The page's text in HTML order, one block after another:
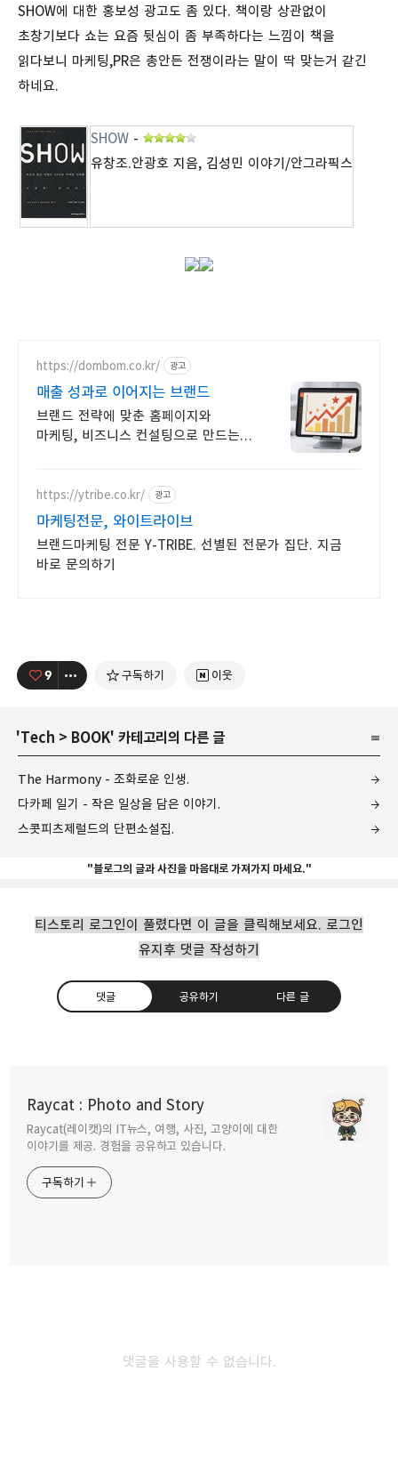
SHOW에 대한 홍보성 광고도 좀 있다. 책이랑 상관없이
초창기보다 쇼는 요즘 뒷심이 좀 부족하다는 느낌이 책을
읽다보니 마케팅,PR은 총안든 전쟁이라는 말이 딱 맞는거 같긴
하네요.
SHOW -
유창조.안광호 지음, 김성민 이야기/안그라픽스
https://dombom.co.kr/ 광고
매출 성과로 이어지는 브랜드
브랜드 전략에 맞춘 홈페이지와
마케팅, 비즈니스 컨설팅으로 만드는
https://ytribe.co.kr/ 광고
마케팅전문, 와이트라이브
브랜드마케팅 전문 Y-TRIBE. 선별된 전문가 집단. 지금
바로 문의하기
9 구독하기 이웃
'Tech > BOOK' 카테고리의 다른 글
The Harmony - 조화로운 인생.
다카페 일기 - 작은 일상을 담은 이야기.
스콧피츠제럴드의 단편소설집.
"블로그의 글과 사진을 마음대로 가져가지 마세요."
티스토리 로그인이 풀렸다면 이 글을 클릭해보세요. 로그인
유지후 댓글 작성하기
댓글 공유하기 다른 글
Raycat : Photo and Story
Raycat(레이캣)의 IT뉴스, 여행, 사진, 고양이에 대한
이야기를 제공. 경험을 공유하고 있습니다.
구독하기
댓글을 사용할 수 없습니다.
구독하기 카카오톡
2009.04.13
The Harmony - 조화로운 인생.